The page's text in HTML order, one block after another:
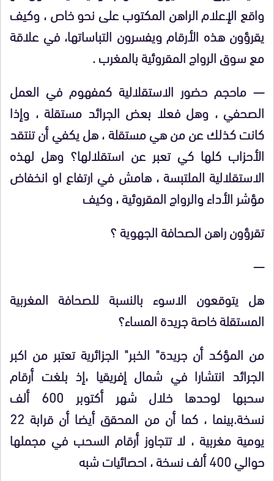
واقع الإعلام الراهن المكتوب على نحو خاص ، وكيف
يقرؤون هذه الأرقام ويفسرون التباساتها، في علاقة
مع سوق الرواج المقروئية بالمغرب .
— ماحجم حضور الاستقلالية كمفهوم في العمل
الصحفي ، وهل فعلا بعض الجرائد مستقلة ، وإذا
كانت كذلك عن من هي مستقلة ، هل يكفي أن تنتقد
الأحزاب كلها كي تعبر عن استقلالها؟ وهل لهذه
الاستقلالية الملتبسة ، هامش في ارتفاع او انخفاض
مؤشر الأداء والرواج المقروئية ، وكيف
تقرؤون راهن الصحافة الجهوية ؟
—
هل يتوقعون الاسوء بالنسبة للصحافة المغربية
المستقلة خاصة جريدة المساء؟
من المؤكد أن جريدة" الخبر" الجزائرية تعتبر من اكبر
الجرائد انتشارا في شمال إفريقيا ،إذ بلغت أرقام
سحبها لوحدها خلال شهر أكتوبر 600 ألف
نسخة.بينما ، كما أن من المحقق أيضا أن قرابة 22
يومية مغربية ، لا تتجاوز أرقام السحب في مجملها
حوالي 400 ألف نسخة ، احصائيات شبه